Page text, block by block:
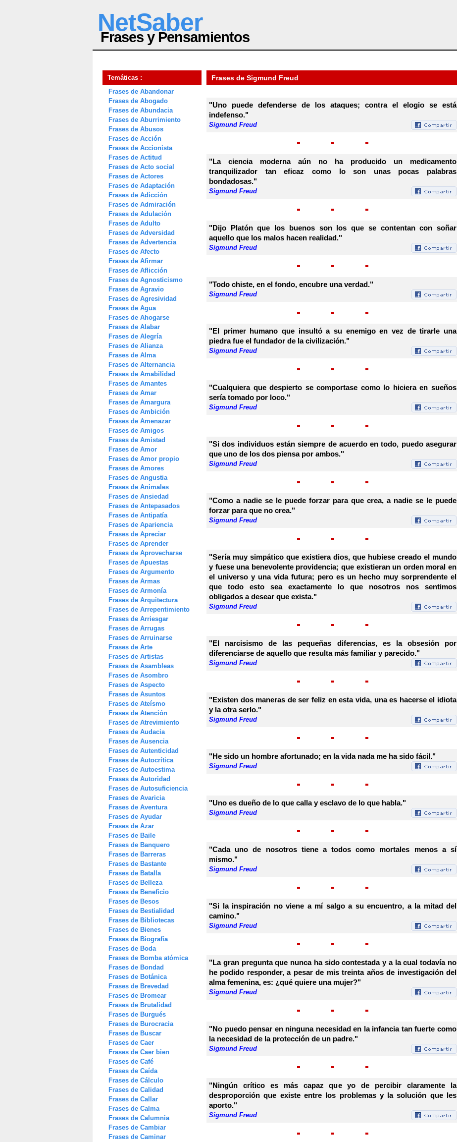
NetSaber
Frases y Pensamientos
Temáticas :
Frases de Abandonar
Frases de Abogado
Frases de Abundacia
Frases de Aburrimiento
Frases de Abusos
Frases de Acción
Frases de Accionista
Frases de Actitud
Frases de Acto social
Frases de Actores
Frases de Adaptación
Frases de Adicción
Frases de Admiración
Frases de Adulación
Frases de Adulto
Frases de Adversidad
Frases de Advertencia
Frases de Afecto
Frases de Afirmar
Frases de Aflicción
Frases de Agnosticismo
Frases de Agravio
Frases de Agresividad
Frases de Agua
Frases de Ahogarse
Frases de Alabar
Frases de Alegría
Frases de Alianza
Frases de Alma
Frases de Alternancia
Frases de Amabilidad
Frases de Amantes
Frases de Amar
Frases de Amargura
Frases de Ambición
Frases de Amenazar
Frases de Amigos
Frases de Amistad
Frases de Amor
Frases de Amor propio
Frases de Amores
Frases de Angustia
Frases de Animales
Frases de Ansiedad
Frases de Antepasados
Frases de Antipatía
Frases de Apariencia
Frases de Apreciar
Frases de Aprender
Frases de Aprovecharse
Frases de Apuestas
Frases de Argumento
Frases de Armas
Frases de Armonía
Frases de Arquitectura
Frases de Arrepentimiento
Frases de Arriesgar
Frases de Arrugas
Frases de Arruinarse
Frases de Arte
Frases de Artistas
Frases de Asambleas
Frases de Asombro
Frases de Aspecto
Frases de Asuntos
Frases de Ateísmo
Frases de Atención
Frases de Atrevimiento
Frases de Audacia
Frases de Ausencia
Frases de Autenticidad
Frases de Autocrítica
Frases de Autoestima
Frases de Autoridad
Frases de Autosuficiencia
Frases de Avaricia
Frases de Aventura
Frases de Ayudar
Frases de Azar
Frases de Baile
Frases de Banquero
Frases de Barreras
Frases de Bastante
Frases de Batalla
Frases de Belleza
Frases de Beneficio
Frases de Besos
Frases de Bestialidad
Frases de Bibliotecas
Frases de Bienes
Frases de Biografía
Frases de Boda
Frases de Bomba atómica
Frases de Bondad
Frases de Botánica
Frases de Brevedad
Frases de Bromear
Frases de Brutalidad
Frases de Burgués
Frases de Burocracia
Frases de Buscar
Frases de Caer
Frases de Caer bien
Frases de Café
Frases de Caída
Frases de Cálculo
Frases de Calidad
Frases de Callar
Frases de Calma
Frases de Calumnia
Frases de Cambiar
Frases de Caminar
Frases de Sigmund Freud
"Uno puede defenderse de los ataques; contra el elogio se está
indefenso."
Sigmund Freud
"La ciencia moderna aún no ha producido un medicamento
tranquilizador tan eficaz como lo son unas pocas palabras
bondadosas."
Sigmund Freud
"Dijo Platón que los buenos son los que se contentan con soñar
aquello que los malos hacen realidad."
Sigmund Freud
"Todo chiste, en el fondo, encubre una verdad."
Sigmund Freud
"El primer humano que insultó a su enemigo en vez de tirarle una
piedra fue el fundador de la civilización."
Sigmund Freud
"Cualquiera que despierto se comportase como lo hiciera en sueños
sería tomado por loco."
Sigmund Freud
"Si dos individuos están siempre de acuerdo en todo, puedo asegurar
que uno de los dos piensa por ambos."
Sigmund Freud
"Como a nadie se le puede forzar para que crea, a nadie se le puede
forzar para que no crea."
Sigmund Freud
"Sería muy simpático que existiera dios, que hubiese creado el mundo
y fuese una benevolente providencia; que existieran un orden moral en
el universo y una vida futura; pero es un hecho muy sorprendente el
que todo esto sea exactamente lo que nosotros nos sentimos
obligados a desear que exista."
Sigmund Freud
"El narcisismo de las pequeñas diferencias, es la obsesión por
diferenciarse de aquello que resulta más familiar y parecido."
Sigmund Freud
"Existen dos maneras de ser feliz en esta vida, una es hacerse el idiota
y la otra serlo."
Sigmund Freud
"He sido un hombre afortunado; en la vida nada me ha sido fácil."
Sigmund Freud
"Uno es dueño de lo que calla y esclavo de lo que habla."
Sigmund Freud
"Cada uno de nosotros tiene a todos como mortales menos a sí
mismo."
Sigmund Freud
"Si la inspiración no viene a mí salgo a su encuentro, a la mitad del
camino."
Sigmund Freud
"La gran pregunta que nunca ha sido contestada y a la cual todavía no
he podido responder, a pesar de mis treinta años de investigación del
alma femenina, es: ¿qué quiere una mujer?"
Sigmund Freud
"No puedo pensar en ninguna necesidad en la infancia tan fuerte como
la necesidad de la protección de un padre."
Sigmund Freud
"Ningún crítico es más capaz que yo de percibir claramente la
desproporción que existe entre los problemas y la solución que les
aporto."
Sigmund Freud